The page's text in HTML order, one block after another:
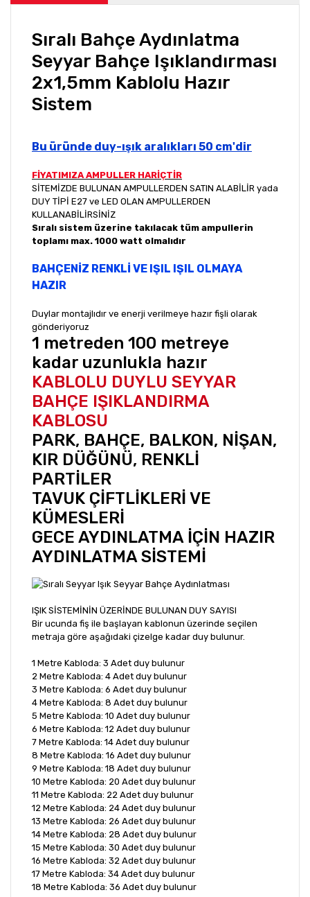
Sıralı Bahçe Aydınlatma
Seyyar Bahçe Işıklandırması
2x1,5mm Kablolu Hazır
Sistem
Bu üründe duy-ışık aralıkları 50 cm'dir
FİYATIMIZA AMPULLER HARİÇTİR
SİTEMİZDE BULUNAN AMPULLERDEN SATIN ALABİLİR yada
DUY TİPİ E27 ve LED OLAN AMPULLERDEN
KULLANABİLİRSİNİZ
Sıralı sistem üzerine takılacak tüm ampullerin
toplamı max. 1000 watt olmalıdır
BAHÇENİZ RENKLİ VE IŞIL IŞIL OLMAYA
HAZIR
Duylar montajlıdır ve enerji verilmeye hazır fişli olarak
gönderiyoruz
1 metreden 100 metreye
kadar uzunlukla hazır
KABLOLU DUYLU SEYYAR
BAHÇE IŞIKLANDIRMA
KABLOSU
PARK, BAHÇE, BALKON, NİŞAN,
KIR DÜĞÜNÜ, RENKLİ
PARTİLER
TAVUK ÇİFTLİKLERİ VE
KÜMESLERİ
GECE AYDINLATMA İÇİN HAZIR
AYDINLATMA SİSTEMİ
IŞIK SİSTEMİNİN ÜZERİNDE BULUNAN DUY SAYISI
Bir ucunda fiş ile başlayan kablonun üzerinde seçilen
metraja göre aşağıdaki çizelge kadar duy bulunur.
1 Metre Kabloda: 3 Adet duy bulunur
2 Metre Kabloda: 4 Adet duy bulunur
3 Metre Kabloda: 6 Adet duy bulunur
4 Metre Kabloda: 8 Adet duy bulunur
5 Metre Kabloda: 10 Adet duy bulunur
6 Metre Kabloda: 12 Adet duy bulunur
7 Metre Kabloda: 14 Adet duy bulunur
8 Metre Kabloda: 16 Adet duy bulunur
9 Metre Kabloda: 18 Adet duy bulunur
10 Metre Kabloda: 20 Adet duy bulunur
11 Metre Kabloda: 22 Adet duy bulunur
12 Metre Kabloda: 24 Adet duy bulunur
13 Metre Kabloda: 26 Adet duy bulunur
14 Metre Kabloda: 28 Adet duy bulunur
15 Metre Kabloda: 30 Adet duy bulunur
16 Metre Kabloda: 32 Adet duy bulunur
17 Metre Kabloda: 34 Adet duy bulunur
18 Metre Kabloda: 36 Adet duy bulunur